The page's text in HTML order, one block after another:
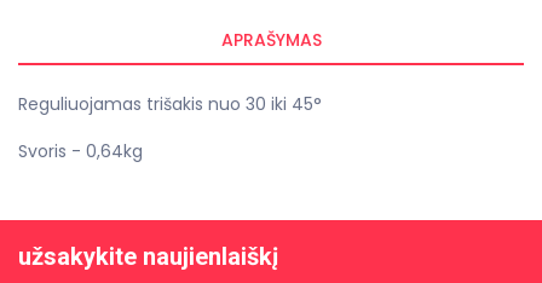
APRAŠYMAS
Reguliuojamas trišakis nuo 30 iki 45°
Svoris - 0,64kg
užsakykite naujienlaiškį